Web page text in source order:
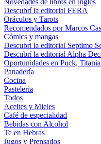
Novedades de libros en inglés
Descubrí la editorial FERA
Oráculos y Tarots
Recomendados por Marcos
Cómics y mangas
Descubri la editorial Septimo
Descubrí la editorial Alpha
Oportunidades en Puck,
Panadería
Cocina
Pastelería
Todos
Aceites y Mieles
Café de especialidad
Bebidas con Alcohol
Te en Hebras
Jugos y Prensados